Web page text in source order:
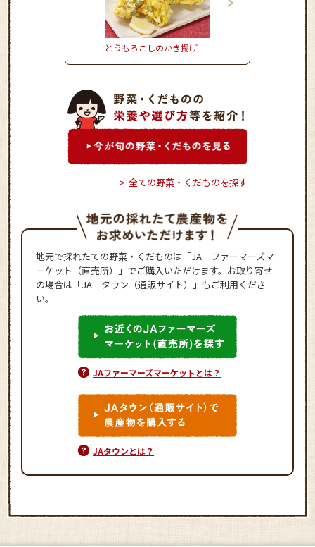
とうもろこしのかき揚げ
かぼちゃのとろーりク
ムコロッケ
全ての野菜・くだものを探す
地元で採れたての野菜・くだものは「JA ファーマーズマ
ーケット（直売所）」でご購入いただけます。お取り寄せ
の場合は「JA タウン（通販サイト）」もご利用くださ
い。
JAファーマーズマーケットとは？
JAタウンとは？